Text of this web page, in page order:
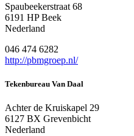
Spaubeekerstraat 68
6191 HP Beek
Nederland
046 474 6282
http://pbmgroep.nl/
Tekenbureau Van Daal
Achter de Kruiskapel 29
6127 BX Grevenbicht
Nederland